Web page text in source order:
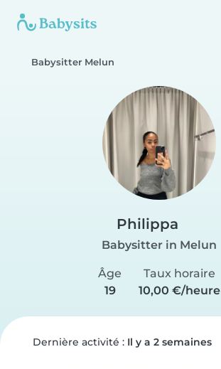
Babysitter Melun
Philippa
Babysitter in Melun
Âge
19
Taux horaire
10,00 €/heure
Dernière activité : Il y a 2 semaines